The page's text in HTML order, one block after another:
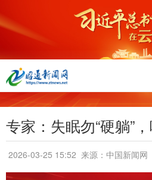
专家：失眠勿“硬躺”
2026-03-25 15:52 来源：中国新闻网